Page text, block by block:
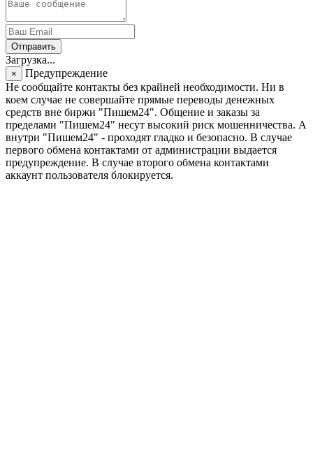
Отправить
Загрузка...
×
Предупреждение
Не сообщайте контакты без крайней необходимости. Ни в
коем случае не совершайте прямые переводы денежных
средств вне биржи "Пишем24". Общение и заказы за
пределами "Пишем24" несут высокий риск мошенничества. А
внутри "Пишем24" - проходят гладко и безопасно. В случае
первого обмена контактами от администрации выдается
предупреждение. В случае второго обмена контактами
аккаунт пользователя блокируется.